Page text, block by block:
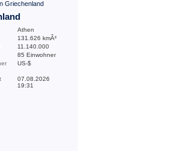
Athen
131.626 kmÂ²
11.140.000
85 Einwohner
US-$
07.08.2026
19:31